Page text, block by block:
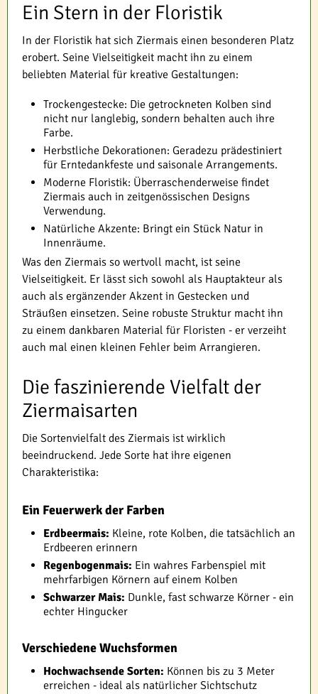
Ein Stern in der Floristik
In der Floristik hat sich Ziermais einen besonderen Platz
erobert. Seine Vielseitigkeit macht ihn zu einem
beliebten Material für kreative Gestaltungen:
Trockengestecke: Die getrockneten Kolben sind
nicht nur langlebig, sondern behalten auch ihre
Farbe.
Herbstliche Dekorationen: Geradezu prädestiniert
für Erntedankfeste und saisonale Arrangements.
Moderne Floristik: Überraschenderweise findet
Ziermais auch in zeitgenössischen Designs
Verwendung.
Natürliche Akzente: Bringt ein Stück Natur in
Innenräume.
Was den Ziermais so wertvoll macht, ist seine
Vielseitigkeit. Er lässt sich sowohl als Hauptakteur als
auch als ergänzender Akzent in Gestecken und
Sträußen einsetzen. Seine robuste Struktur macht ihn
zu einem dankbaren Material für Floristen - er verzeiht
auch mal einen kleinen Fehler beim Arrangieren.
Die faszinierende Vielfalt der
Ziermaisarten
Die Sortenvielfalt des Ziermais ist wirklich
beeindruckend. Jede Sorte hat ihre eigenen
Charakteristika:
Ein Feuerwerk der Farben
Erdbeermais: Kleine, rote Kolben, die tatsächlich an
Erdbeeren erinnern
Regenbogenmais: Ein wahres Farbenspiel mit
mehrfarbigen Körnern auf einem Kolben
Schwarzer Mais: Dunkle, fast schwarze Körner - ein
echter Hingucker
Verschiedene Wuchsformen
Hochwachsende Sorten: Können bis zu 3 Meter
erreichen - ideal als natürlicher Sichtschutz